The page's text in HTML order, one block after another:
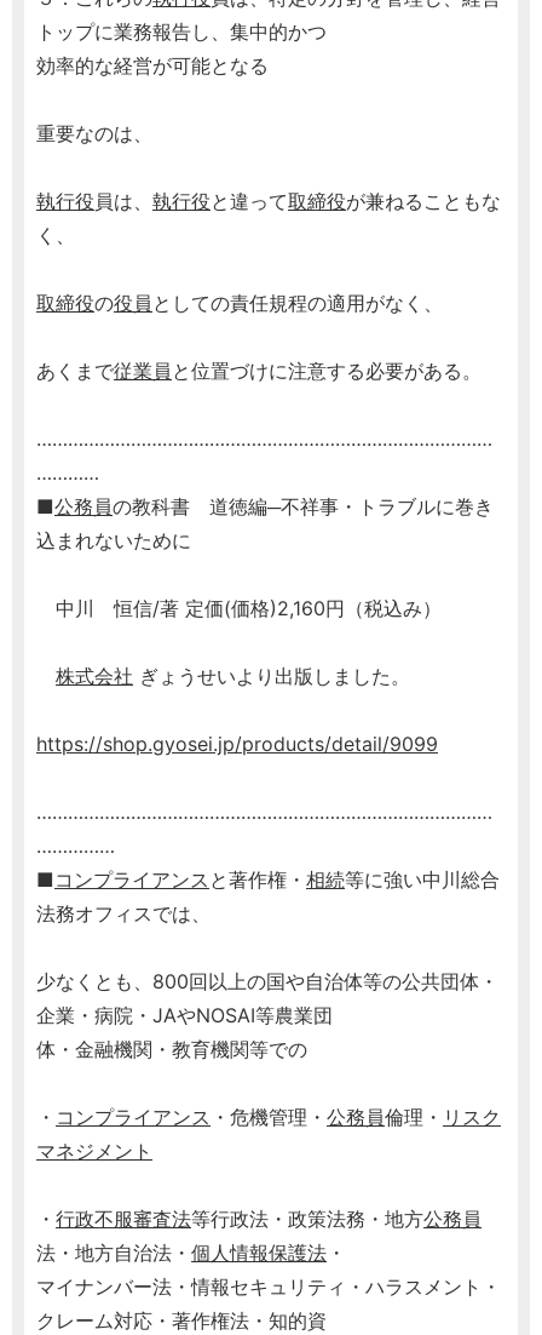
トップに業務報告し、集中的かつ
効率的な経営が可能となる
重要なのは、
執行役 員は、 執行役と違って取締役が兼ねることもな
く、
取締役の役員 としての責任規程の適用がなく、
あくまで従業員 と位置づけに注意する必要がある。
……………………………………………………………………………
…………
■公務員の教科書 道徳編─不祥事・トラブルに巻き
込まれないために
中川 恒信/著 定価(価格)2,160円（税込み）
株式会社 ぎょうせいより出版しました。
https://shop.gyosei.jp/products/detail/9099
……………………………………………………………………………
……………
■ コンプライアンス と著作権・ 相続等に強い中川総合
法務オフィスでは、
少なくとも、800回以上の国や自治体等の公共団体・
企業・病院・JAやNOSAI等農業団
体・金融機関・教育機関等での
・ コンプライアンス ・危機管理・ 公務員倫理・ リスク
マネジメント
・ 行政不服審査法等行政法・政策法務・地方公務員
法・地方自治法・ 個人情報保護法 ・
マイナンバー法・情報セキュリティ・ハラスメント・
クレーム対応・著作権法・知的資